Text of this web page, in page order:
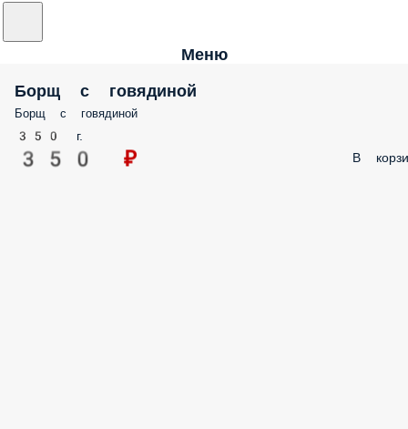
Меню
Борщ с говядиной
Борщ с говядиной
350 г.
350 ₽ В